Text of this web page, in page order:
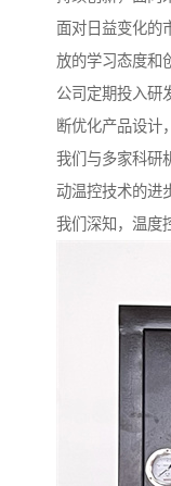
面对日益变化的
放的学习态度和
公司定期投入研
断优化产品设计
我们与多家科研
动温控技术的进
我们深知，温度